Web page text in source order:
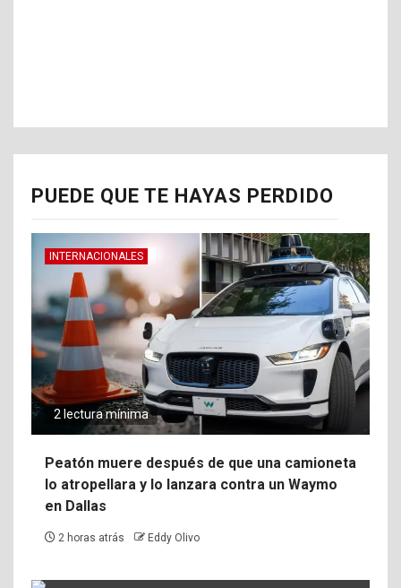
PUEDE QUE TE HAYAS PERDIDO
INTERNACIONALES
2 lectura mínima
Peatón muere después de que una camioneta
lo atropellara y lo lanzara contra un Waymo
en Dallas
2 horas atrás Eddy Olivo